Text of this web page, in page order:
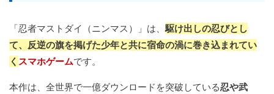
「忍者マストダイ（ニンマス）」は、駆け出しの忍びとし
て、反逆の旗を掲げた少年と共に宿命の渦に巻き込まれてい
く スマホゲームです。
本作は、全世界で一億ダウンロードを突破している忍や武